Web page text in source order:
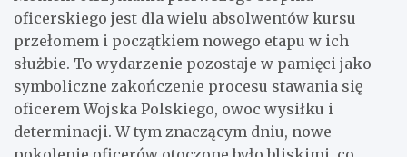
oficerskiego jest dla wielu absolwentów kursu
przełomem i początkiem nowego etapu w ich
służbie. To wydarzenie pozostaje w pamięci jako
symboliczne zakończenie procesu stawania się
oficerem Wojska Polskiego, owoc wysiłku i
determinacji. W tym znaczącym dniu, nowe